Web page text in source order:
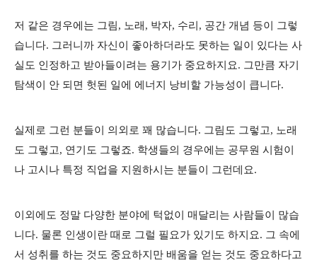
저 같은 경우에는 그림, 노래, 박자, 수리, 공간 개념 등이 그렇
습니다. 그러니까 자신이 좋아하더라도 못하는 일이 있다는 사
실도 인정하고 받아들이려는 용기가 중요하지요. 그만큼 자기
탐색이 안 되면 헛된 일에 에너지 낭비할 가능성이 큽니다.
실제로 그런 분들이 의외로 꽤 많습니다. 그림도 그렇고, 노래
도 그렇고, 연기도 그렇죠. 학생들의 경우에는 공무원 시험이
나 고시나 특정 직업을 지원하시는 분들이 그런데요.
이외에도 정말 다양한 분야에 턱없이 매달리는 사람들이 많습
니다. 물론 인생이란 때로 그럴 필요가 있기도 하지요. 그 속에
서 성취를 하는 것도 중요하지만 배움을 얻는 것도 중요하다고